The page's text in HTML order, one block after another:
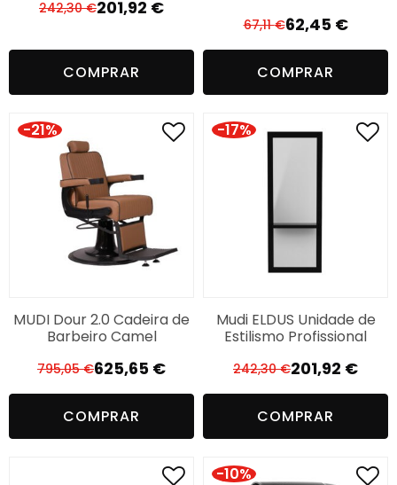
242,30€ O
era:
201,92 €
O
é:
COMPRAR
67,11€
O
preço
original
era:
62,45 €
O
preço
atual
é:
COMPRAR
-21%
MUDI Dour 2.0 Cadeira de
Barbeiro Camel
795,05€ O
preço
original
era:
795,05 €.
625,65 €
O
preço
atual
é:
625,65 €.
COMPRAR
-17%
Mudi ELDUS Unidade de
Estilismo Profissional
242,30€ O
preço
original
era:
242,30 €.
201,92 €
O
preço
atual
é:
201,92 €.
COMPRAR
-10%